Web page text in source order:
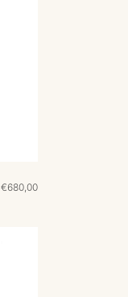
€680,00